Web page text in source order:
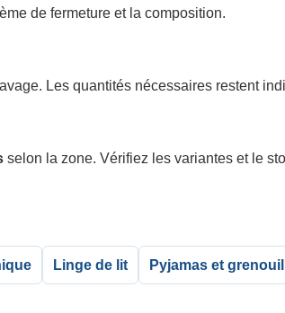
de fermeture et la composition.
Les quantités nécessaires restent
selon la zone. Vérifiez les variantes et le
Linge de lit Pyjamas et